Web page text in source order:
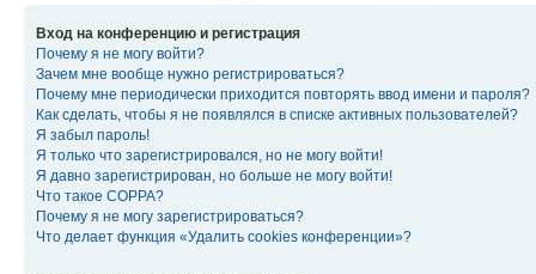
Вход на конференцию и регистрация
Почему я не могу войти?
Зачем мне вообще нужно регистрироваться?
Почему мне периодически приходится повторять ввод имени и пароля?
Как сделать, чтобы я не появлялся в списке активных пользователей?
Я забыл пароль!
Я только что зарегистрировался, но не могу войти!
Я давно зарегистрирован, но больше не могу войти!
Что такое COPPA?
Почему я не могу зарегистрироваться?
Что делает функция «Удалить cookies конференции»?